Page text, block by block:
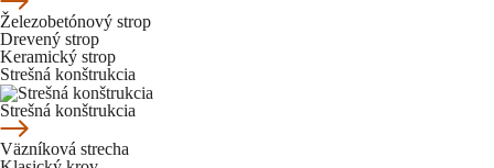
Železobetónový strop
Drevený strop
Keramický strop
Strešná konštrukcia
Strešná konštrukcia
Väzníková strecha